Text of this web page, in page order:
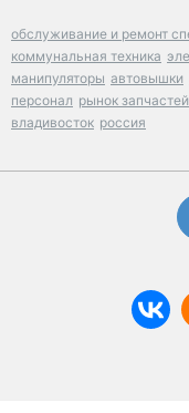
обслуживание и ремонт
коммунальная техника
манипуляторы автовышки
персонал рынок запчастей
владивосток россия